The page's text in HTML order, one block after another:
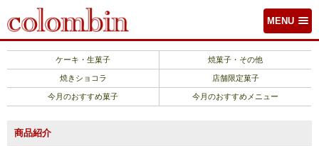
MENU
ケーキ・生菓子 焼菓子・その他
焼きショコラ 店舗限定菓子
今月のおすすめ菓子 今月のおすすめメニュー
商品紹介